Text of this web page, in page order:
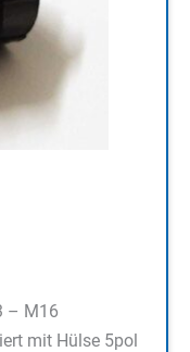
– M16
mit Hülse 5pol